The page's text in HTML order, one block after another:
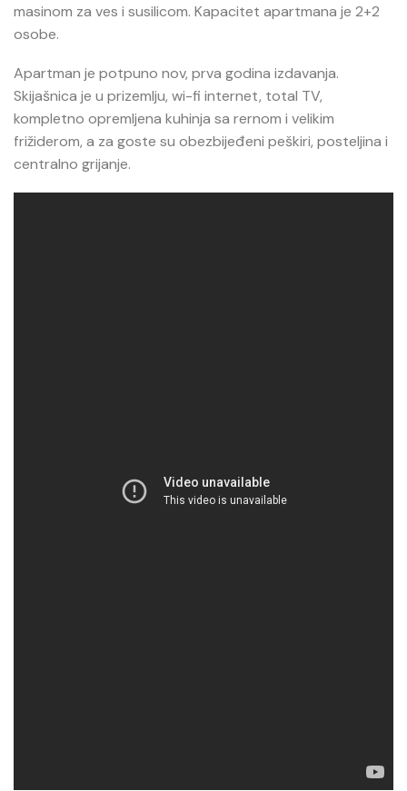
masinom za ves i susilicom. Kapacitet apartmana je 2+2
osobe.
Apartman je potpuno nov, prva godina izdavanja.
Skijašnica je u prizemlju, wi-fi internet, total TV,
kompletno opremljena kuhinja sa rernom i velikim
frižiderom, a za goste su obezbijeđeni peškiri, posteljina i
centralno grijanje.